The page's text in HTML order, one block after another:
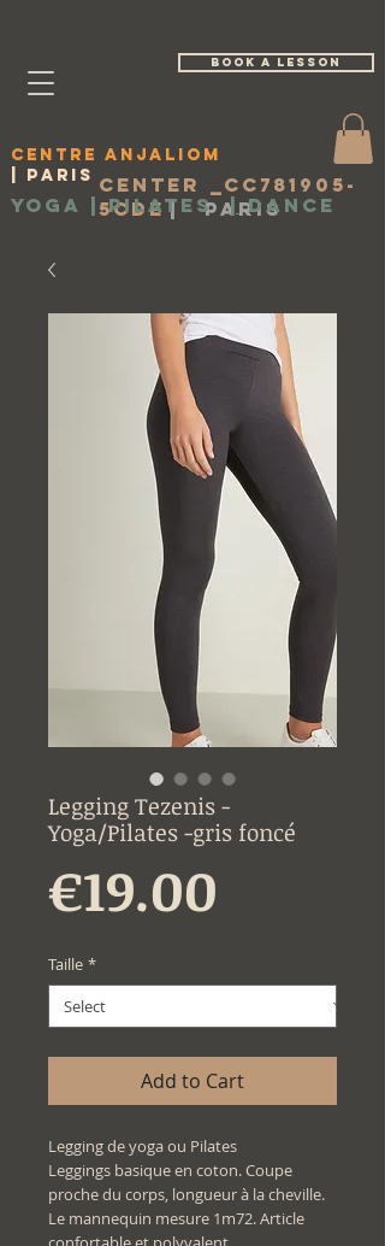
book a lesson
Centre Anjaliom
| Paris
Yoga | Pilates | Dance
Center _cc781905-
5cde | Paris
Legging Tezenis -
Yoga/Pilates -gris foncé
€19.00
Taille *
Add to Cart
Legging de yoga ou Pilates
Leggings basique en coton. Coupe
proche du corps, longueur à la cheville.
Le mannequin mesure 1m72. Article